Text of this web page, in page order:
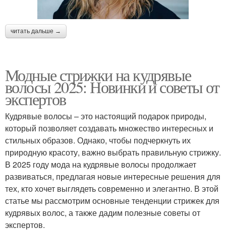
читать дальше →
Модные стрижки на кудрявые
волосы 2025: Новинки и советы от
экспертов
Кудрявые волосы – это настоящий подарок природы,
который позволяет создавать множество интересных и
стильных образов. Однако, чтобы подчеркнуть их
природную красоту, важно выбрать правильную стрижку.
В 2025 году мода на кудрявые волосы продолжает
развиваться, предлагая новые интересные решения для
тех, кто хочет выглядеть современно и элегантно. В этой
статье мы рассмотрим основные тенденции стрижек для
кудрявых волос, а также дадим полезные советы от
экспертов.